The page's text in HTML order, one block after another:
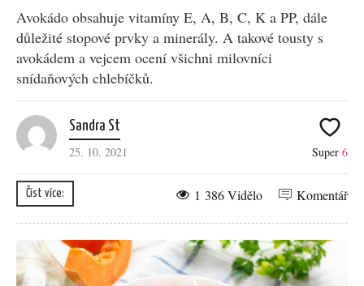
Avokádo obsahuje vitamíny E, A, B, C, K a PP, dále
důležité stopové prvky a minerály. A takové tousty s
avokádem a vejcem ocení všichni milovníci
snídaňových chlebíčků.
Sandra St
25. 10. 2021
Super 6
Číst více: Komentář
1 386 Vidělo